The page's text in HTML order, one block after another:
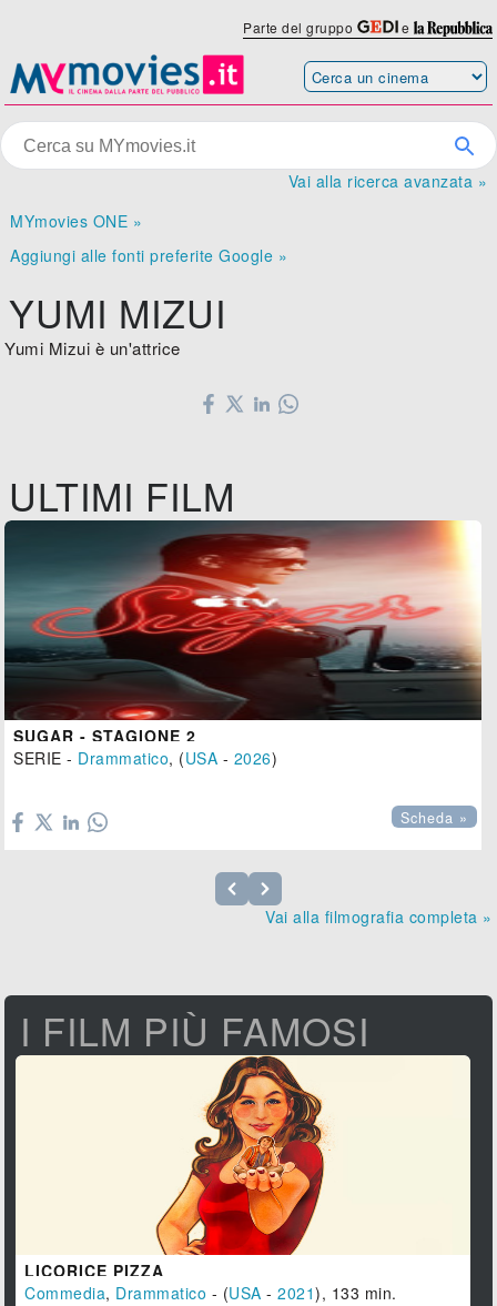
Parte del gruppo e
Vai alla ricerca avanzata »
MYmovies ONE »
Aggiungi alle fonti preferite Google »
YUMI MIZUI
Yumi Mizui è un'attrice
ULTIMI FILM
SUGAR - STAGIONE 2
SERIE - Drammatico, (USA - 2026)
Scheda »
Vai alla filmografia completa »
I FILM PIÙ FAMOSI
LICORICE PIZZA
Commedia, Drammatico - (USA -2021), 133 min.